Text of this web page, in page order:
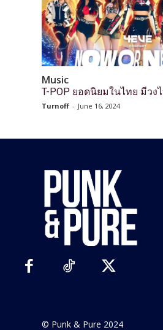
Music
T-POP ยอดนิยมในไทย มีวง
Turnoff - June 16, 2024
© Punk & Pure 2024